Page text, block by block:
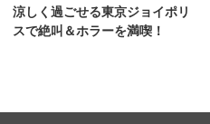
涼しく過ごせる東京ジョイポリ
スで絶叫＆ホラーを満喫！